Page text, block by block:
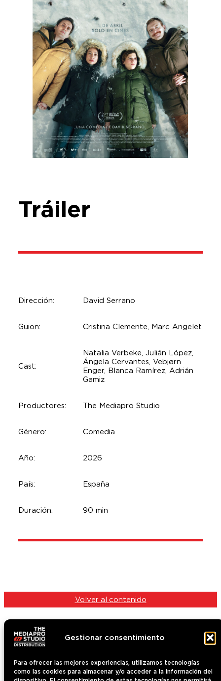
Gestionar consentimiento
Para ofrecer las mejores experiencias, utilizamos tecnologías
como las cookies para almacenar y/o acceder a la información del
Tráiler
Dirección: David Serrano
Guion: Cristina Clemente, Marc Angelet
Cast:
Natalia Verbeke, Julián López,
Ángela Cervantes, Vebjørn
Enger, Blanca Ramírez, Adrián
Gamiz
Productores: The Mediapro Studio
Género: Comedia
Año: 2026
País: España
Duración: 90 min
Volver al contenido
Contenido